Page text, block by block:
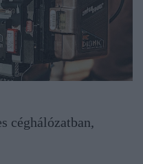
céghálózatban,